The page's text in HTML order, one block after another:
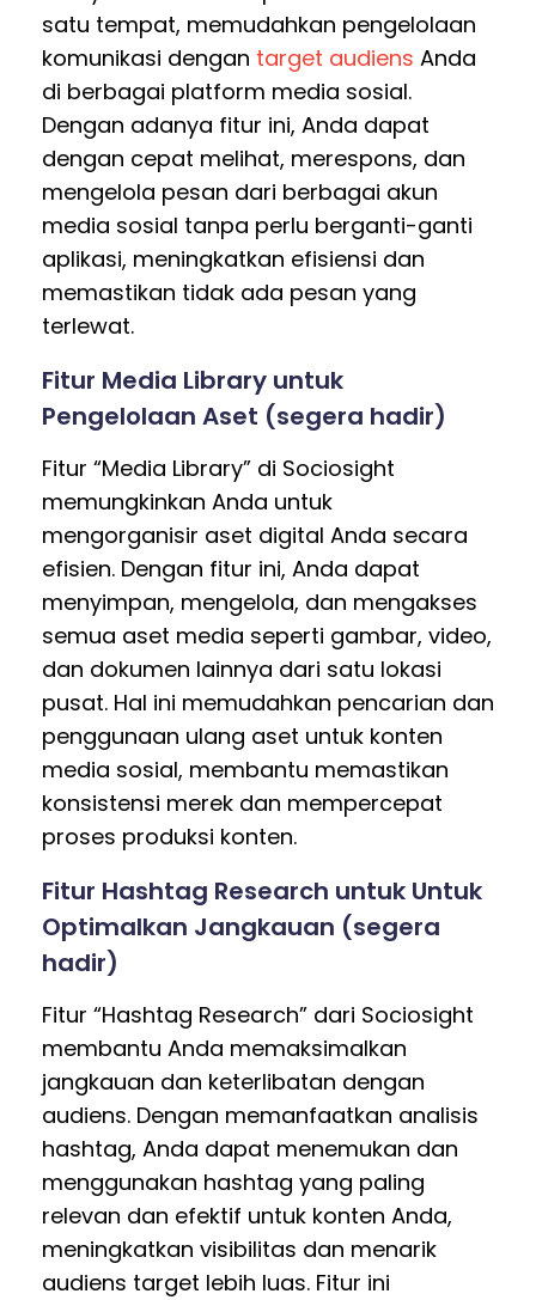
satu tempat, memudahkan pengelolaan
komunikasi dengan target audiens Anda
di berbagai platform media sosial.
Dengan adanya fitur ini, Anda dapat
dengan cepat melihat, merespons, dan
mengelola pesan dari berbagai akun
media sosial tanpa perlu berganti-ganti
aplikasi, meningkatkan efisiensi dan
memastikan tidak ada pesan yang
terlewat.
Fitur Media Library untuk
Pengelolaan Aset (segera hadir)
Fitur “Media Library” di Sociosight
memungkinkan Anda untuk
mengorganisir aset digital Anda secara
efisien. Dengan fitur ini, Anda dapat
menyimpan, mengelola, dan mengakses
semua aset media seperti gambar, video,
dan dokumen lainnya dari satu lokasi
pusat. Hal ini memudahkan pencarian dan
penggunaan ulang aset untuk konten
media sosial, membantu memastikan
konsistensi merek dan mempercepat
proses produksi konten.
Fitur Hashtag Research untuk Untuk
Optimalkan Jangkauan (segera
hadir)
Fitur “Hashtag Research” dari Sociosight
membantu Anda memaksimalkan
jangkauan dan keterlibatan dengan
audiens. Dengan memanfaatkan analisis
hashtag, Anda dapat menemukan dan
menggunakan hashtag yang paling
relevan dan efektif untuk konten Anda,
meningkatkan visibilitas dan menarik
audiens target lebih luas. Fitur ini